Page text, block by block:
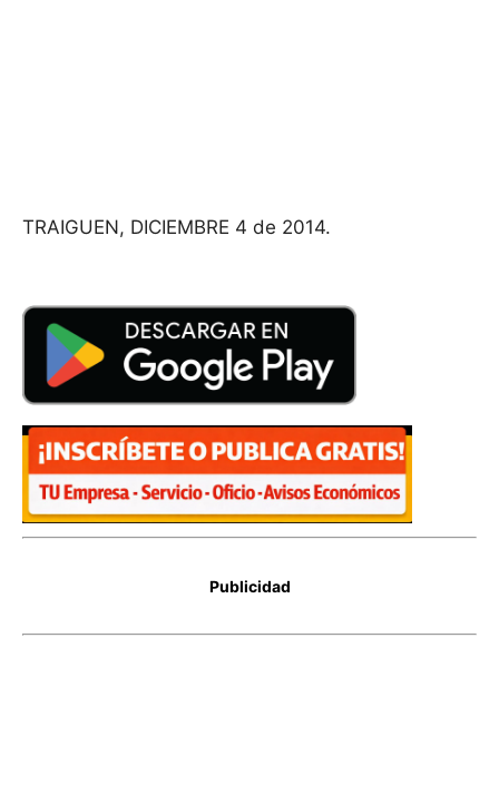
TRAIGUEN, DICIEMBRE 4 de 2014.
Publicidad